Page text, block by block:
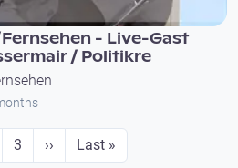
- Live-Gast
/ Politikre
Seite
3 Next page
›› Last page
Last »